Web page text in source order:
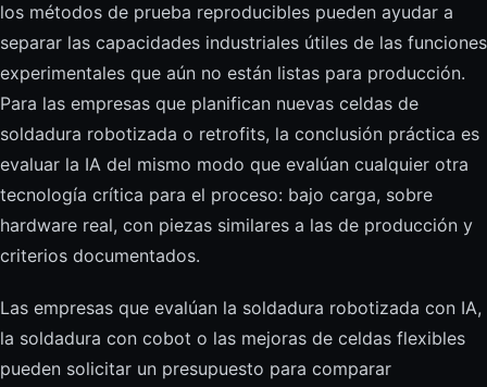
los métodos de prueba reproducibles pueden ayudar a
separar las capacidades industriales útiles de las funciones
experimentales que aún no están listas para producción.
Para las empresas que planifican nuevas celdas de
soldadura robotizada o retrofits, la conclusión práctica es
evaluar la IA del mismo modo que evalúan cualquier otra
tecnología crítica para el proceso: bajo carga, sobre
hardware real, con piezas similares a las de producción y
criterios documentados.
Las empresas que evalúan la soldadura robotizada con IA,
la soldadura con cobot o las mejoras de celdas flexibles
pueden solicitar un presupuesto para comparar